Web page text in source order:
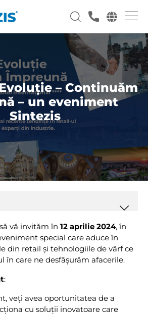
– Continuăm
– un eveniment
Sintezis
vă invităm în 12 aprilie 2024, în
special care aduce în
din retail și tehnologiile de vârf ce
în care ne desfășurăm afacerile.
:
veți avea oportunitatea de a
cu soluții inovatoare care